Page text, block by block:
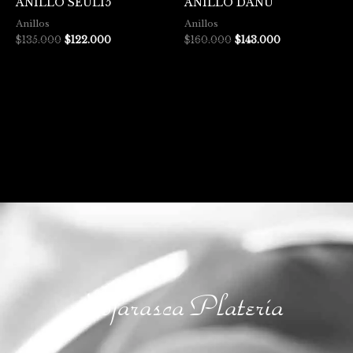
Anillos
$135.000 $122.000
Anillos
$160.000 $143.000
Hojarasca Platería